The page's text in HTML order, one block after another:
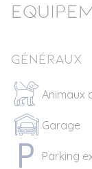
Généraux
Animaux
Garage
Parking